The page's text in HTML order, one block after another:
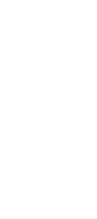
cho phép
điện thoại.
từ Phú
trình suôn sẻ
nên đặt vé
ít nhất 2 tháng